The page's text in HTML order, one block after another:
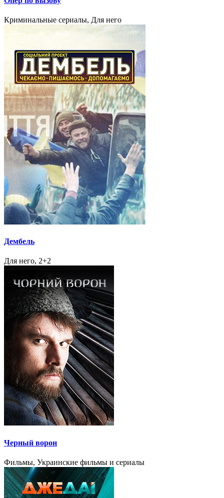
Криминальные сериалы, Для него
Дембель
Для него, 2+2
Черный ворон
Фильмы, Украинские фильмы и сериалы